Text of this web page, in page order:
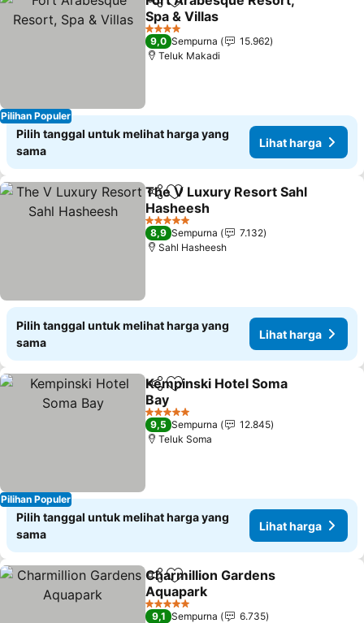
Pilihan Populer
BagikanTambahkan ke favorit
Spa & Villas
4 Bintang
9,0 Sempurna
15.962
Teluk Makadi
Pilih tanggal untuk melihat harga yang
sama
Lihat harga
BagikanTambahkan ke favorit
The V Luxury Resort Sahl
Hasheesh
5 Bintang
8,9 Sempurna
7.132
Sahl Hasheesh
Pilih tanggal untuk melihat harga yang
sama
Lihat harga
Pilihan Populer
BagikanTambahkan ke favorit
Kempinski Hotel Soma
Bay
5 Bintang
9,5 Sempurna
12.845
Teluk Soma
Pilih tanggal untuk melihat harga yang
sama
Lihat harga
BagikanTambahkan ke favorit
Charmillion Gardens
Aquapark
5 Bintang
9,1 Sempurna
6.735